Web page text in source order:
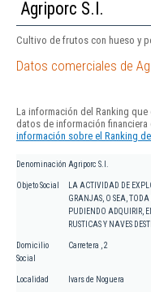
Agriporc S.l.
Cultivo de frutos con hueso y
Datos comerciales de
La información del Ranking
datos de información financiera
información sobre el Ranking
Denominación Agriporc S.l.
Objeto Social
LA ACTIVIDAD DE
GRANJAS, O SEA,
PUDIENDO ADQUIRIR,
RUSTICAS Y NAVES
Domicilio
Social
Carretera , 2
Localidad Ivars de Noguera